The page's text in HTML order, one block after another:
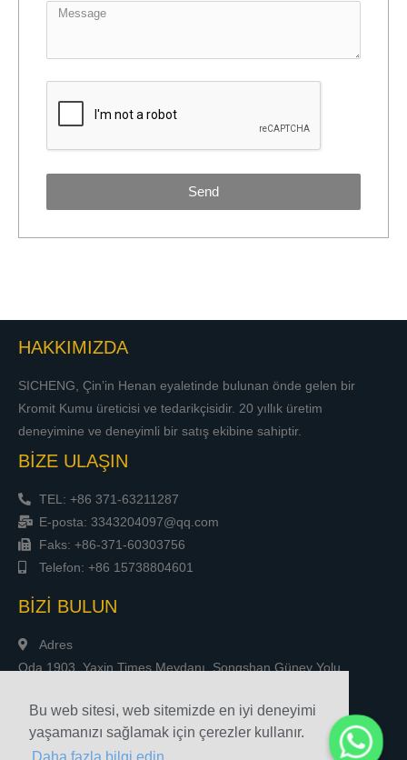
Bu web sitesi, web sitemizde en iyi deneyimi
yaşamanızı sağlamak için çerezler kullanır.
Send
HAKKIMIZDA
SICHENG, Çin’in Henan eyaletinde bulunan önde gelen bir
Kromit Kumu üreticisi ve tedarikçisidir. 20 yıllık üretim
deneyimine ve deneyimli bir satış ekibine sahiptir.
BİZE ULAŞIN
TEL: +86 371-63211287
E-posta: 3343204097@qq.com
Faks: +86-371-60303756
Telefon: +86 15738804601
BİZİ BULUN
Adres
Oda 1903, Yaxin Times Meydanı, Songshan Güney Yolu,